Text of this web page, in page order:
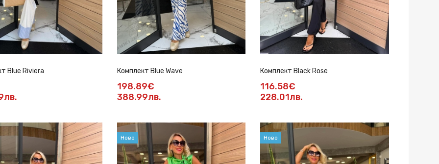
Blue Riviera Комплект Blue Wave
198.89€
388.99лв.
Комплект Black Rose
116.58€
228.01лв.
Ново Ново